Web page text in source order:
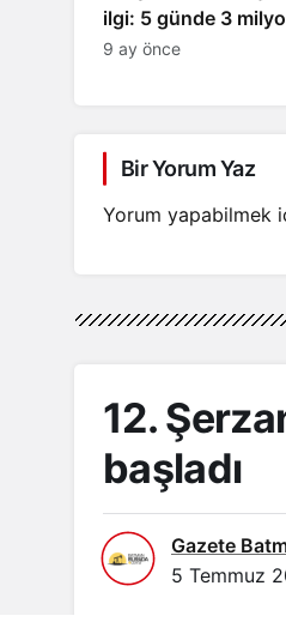
ilgi: 5 günde 3
başvuru!
9 ay önce
Bir Yorum Yaz
Yorum yapabilmek
12.
başladı
Gazete
5 Temmuz